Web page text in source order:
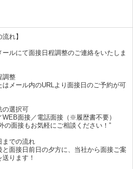
流れ】
ールにて面接日程調整のご連絡をいたしま
調整
はメール内のURLより面接日のご予約が可
選択可
WEB面接／電話面接（※履歴書不要）
の面接もお気軽にご相談ください！”
での流れ
と面接日前日の夕方に、当社から面接ご案
ります！